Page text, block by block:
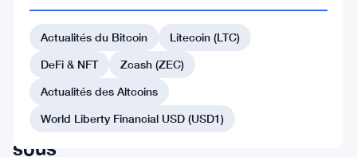
ALTCOINS
Dogecoin
risque
passer
sous
Actualités du Bitcoin
Litecoin (LTC)
DeFi & NFT
Zcash (ZEC)
Actualités des Altcoins
World Liberty Financial USD (USD1)